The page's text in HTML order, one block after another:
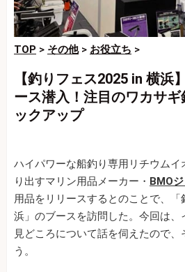
TOP > その他> お役立ち >
【釣りフェス2025 in 横浜
ース潜入！注目のワカサ
ックアップ
ハイパワーな船釣り専用リチウム
り出すマリン用品メーカー・ BMO
用品をリリースするとのことで、
浜」のブースを訪問した。今回は
見どころについて話を伺えたので、
う。